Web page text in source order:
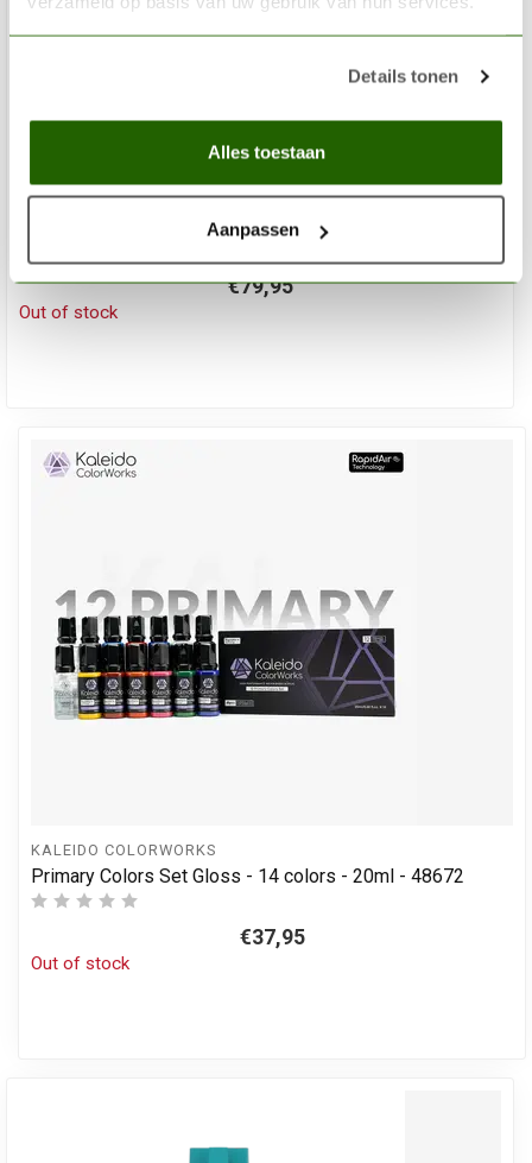
Details tonen
Alles toestaan
Aanpassen
KALEIDO COLORWORKS
Auto Colors Set - 26 colors - 20ml - 48702
€79,95
Out of stock
KALEIDO COLORWORKS
Primary Colors Set Gloss - 14 colors - 20ml - 48672
€37,95
Out of stock